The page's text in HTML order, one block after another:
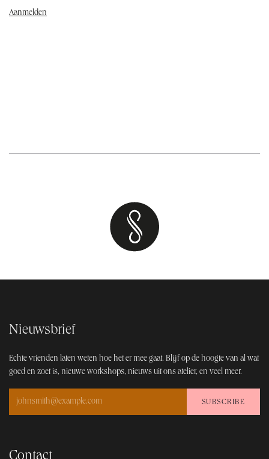
Aanmelden
Nieuwsbrief
Echte vrienden laten weten hoe het er mee gaat. Blijf op de hoogt​e van al wat
goed en zoet is, nieuwe workshops, nieuws uit ons atelier, en veel meer.
SUBSCRIBE